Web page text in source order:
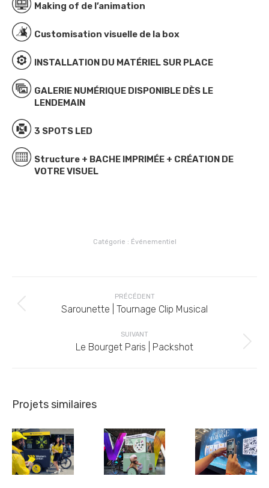
Making of de l’animation
Customisation visuelle de la box
INSTALLATION DU MATÉRIEL SUR PLACE
GALERIE NUMÉRIQUE DISPONIBLE DÈS LE
LENDEMAIN
3 SPOTS LED
Structure + BACHE IMPRIMÉE + CRÉATION DE
VOTRE VISUEL
Catégorie : Événementiel
de
commentaire
PRÉCÉDENT
Onglet
précédent
Sarounette | Tournage Clip Musical
SUIVANT
Projets
Le Bourget Paris | Packshot
Projets similaires